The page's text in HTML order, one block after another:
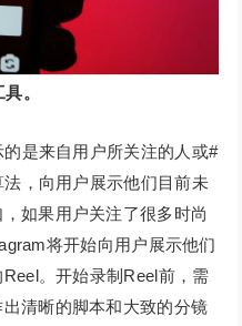
。
是来自用户所关注的人或#
，向用户展示他们目前未
如果用户关注了很多时尚
将开始向用户展示他们
。开始录制Reel前，需
清晰的脚本和大致的分镜